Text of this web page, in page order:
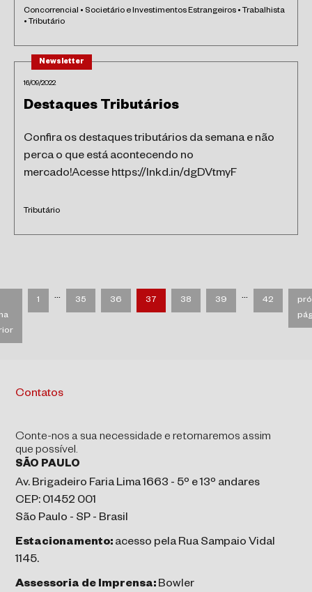
Concorrencial • Societário e Investimentos Estrangeiros • Trabalhista
• Tributário
Newsletter
16/09/2022
Destaques Tributários
Confira os destaques tributários da semana e não
perca o que está acontecendo no
mercado!Acesse https://lnkd.in/dgDVtmyF
Tributário
1 … 35 36 37 38 39 … 42
Contatos
Conte-nos a sua necessidade e retornaremos assim
que possível.
SÃO PAULO
Av. Brigadeiro Faria Lima 1663 - 5º e 13º andares
CEP: 01452 001
São Paulo - SP - Brasil
Estacionamento: acesso pela Rua Sampaio Vidal
1145.
Assessoria de Imprensa: Bowler